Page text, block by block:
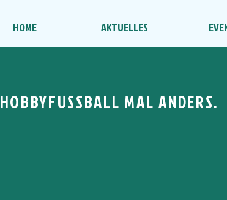
HOME AKTUELLES
HOBBYFUSSBALL MAL ANDERS.